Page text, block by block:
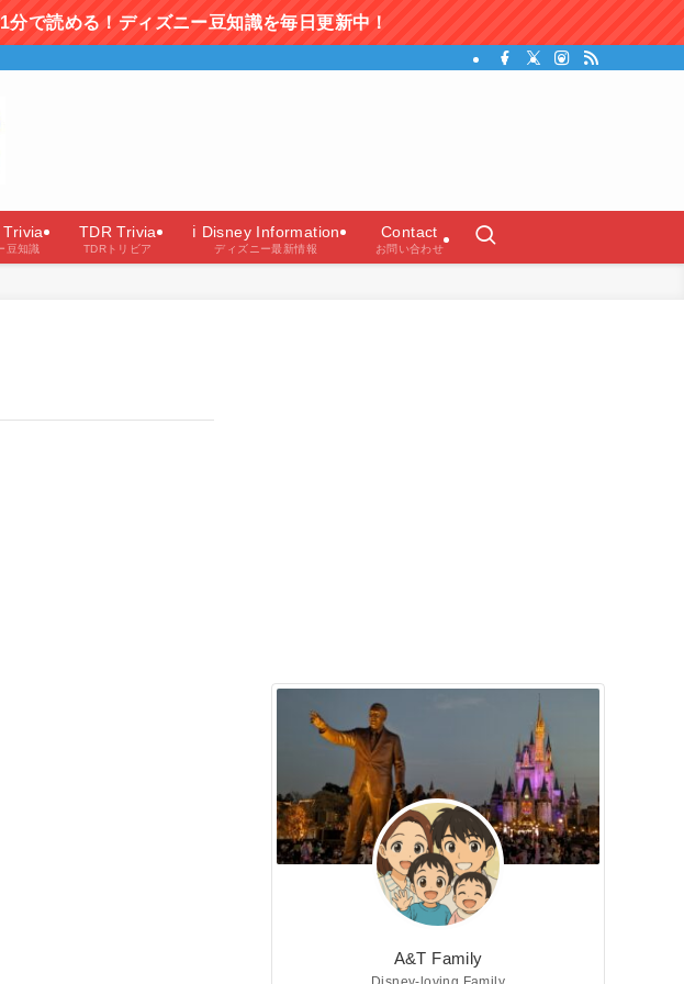
ズニー豆知識を毎日更新中！
ファミリーのディズニーガイド）
豆知識
TDR Trivia
TDRトリビア
ℹ️ Disney Information
ディズニー最新情報
Contact
お問い合わせ
A&T Family